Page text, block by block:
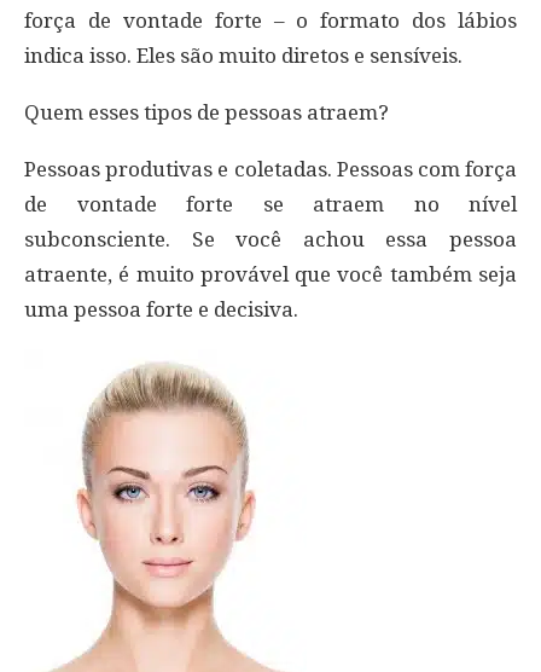
força de vontade forte – o formato dos lábios
indica isso. Eles são muito diretos e sensíveis.
Quem esses tipos de pessoas atraem?
Pessoas produtivas e coletadas. Pessoas com força
de vontade forte se atraem no nível
subconsciente. Se você achou essa pessoa
atraente, é muito provável que você também seja
uma pessoa forte e decisiva.